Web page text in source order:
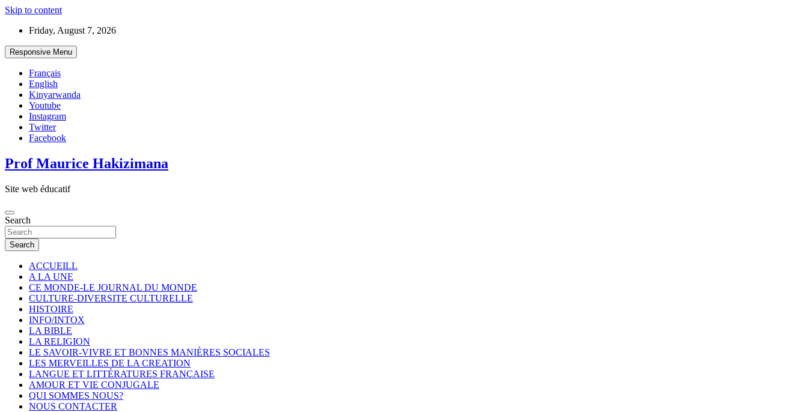
Skip to content
Friday, August 7, 2026
Responsive Menu
Français
English
Kinyarwanda
Youtube
Instagram
Twitter
Facebook
Prof Maurice Hakizimana
Site web éducatif
Search
Search
ACCUEILL
A LA UNE
CE MONDE-LE JOURNAL DU MONDE
CULTURE-DIVERSITE CULTURELLE
HISTOIRE
INFO/INTOX
LA BIBLE
LA RELIGION
LE SAVOIR-VIVRE ET BONNES MANIÈRES SOCIALES
LES MERVEILLES DE LA CREATION
LANGUE ET LITTÉRATURES FRANÇAISE
AMOUR ET VIE CONJUGALE
QUI SOMMES NOUS?
NOUS CONTACTER